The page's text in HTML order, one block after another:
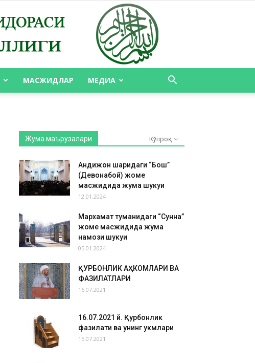
МАСЖИДЛАР МЕДИА
Жума маърузалари Кўпроқ
Андижон шаҳридаги “Бош”
(Девонабой) жоме
масжидида жума шукуҳи
12.01.2024
Мархамат туманидаги “Сунна”
жоме масжидида жума
намози шукуҳи
05.01.2024
ҚУРБОНЛИК АҲКОМЛАРИ ВА
ФАЗИЛАТЛАРИ
16.07.2021
16.07.2021 й. Қурбонлик
фазилати ва унинг ҳукмлари
15.07.2021